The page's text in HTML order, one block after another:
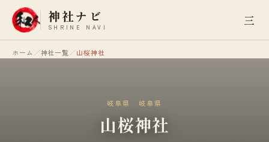
神社ナビ
SHRINE NAVI 三
ホーム ／神社一覧／山桜神社
岐阜県 岐阜県
山桜神社